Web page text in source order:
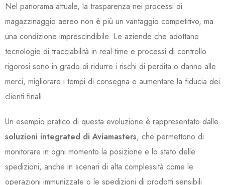
Nel panorama attuale, la trasparenza nei processi di
magazzinaggio aereo non è più un vantaggio competitivo, ma
una condizione imprescindibile. Le aziende che adottano
tecnologie di tracciabilità in real-time e processi di controllo
rigorosi sono in grado di ridurre i rischi di perdita o danno alle
merci, migliorare i tempi di consegna e aumentare la fiducia dei
clienti finali.
Un esempio pratico di questa evoluzione è rappresentato dalle
soluzioni integrated di Aviamasters, che permettono di
monitorare in ogni momento la posizione e lo stato delle
spedizioni, anche in scenari di alta complessità come le
operazioni immunizzate o le spedizioni di prodotti sensibili